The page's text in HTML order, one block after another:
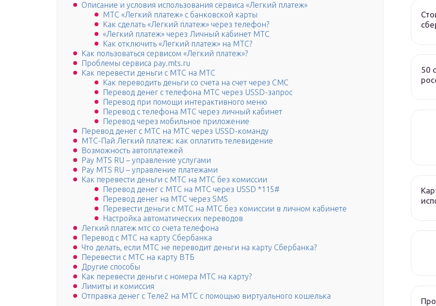
Описание и условия использования сервиса «Легкий платеж»
МТС «Легкий платеж» с банковской карты
Как сделать «Легкий платеж» через телефон?
«Легкий платеж» через Личный кабинет МТС
Как отключить «Легкий платеж» на МТС?
Как пользоваться сервисом «Легкий платеж»?
Проблемы сервиса pay.mts.ru
Как перевести деньги с МТС на МТС
Как переводить деньги со счета на счет через СМС
Перевод денег с телефона МТС через USSD-запрос
Перевод при помощи интерактивного меню
Перевод с телефона МТС через личный кабинет
Перевод через мобильное приложение
Перевод денег с МТС на МТС через USSD-команду
МТС-Пай Легкий платеж: как оплатить телевидение
Возможность автоплатежей
Pay MTS RU – управление услугами
Pay MTS RU – управление платежами
Как перевести деньги с МТС на МТС без комиссии
Перевод денег с МТС на МТС через USSD *115#
Перевод денег на МТС через SMS
Перевести деньги с МТС на МТС без комиссии в личном кабинете
Настройка автоматических переводов
Легкий платеж мтс со счета телефона
Перевод с МТС на карту Сбербанка
Что делать, если МТС не переводит деньги на карту Сбербанка?
Перевести с МТС на карту ВТБ
Другие способы
Как перевести деньги с номера МТС на карту?
Лимиты и комиссия
Отправка денег с Теле2 на МТС с помощью виртуального кошелька
50